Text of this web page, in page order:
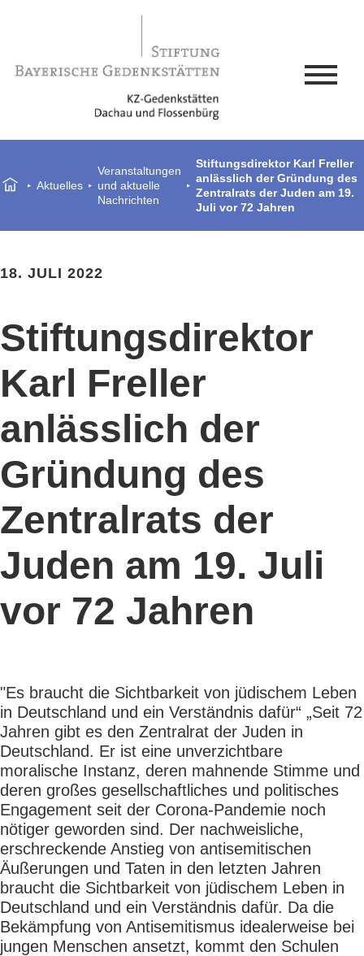
Aktuelles
Veranstaltungen
und aktuelle
Nachrichten
Stiftungsdirektor Karl Freller
anlässlich der Gründung des
Zentralrats der Juden am 19.
Juli vor 72 Jahren
18. JULI 2022
Stiftungsdirektor
Karl Freller
anlässlich der
Gründung des
Zentralrats der
Juden am 19. Juli
vor 72 Jahren
"Es braucht die Sichtbarkeit von jüdischem Leben
in Deutschland und ein Verständnis dafür“ „Seit 72
Jahren gibt es den Zentralrat der Juden in
Deutschland. Er ist eine unverzichtbare
moralische Instanz, deren mahnende Stimme und
deren großes gesellschaftliches und politisches
Engagement seit der Corona-Pandemie noch
nötiger geworden sind. Der nachweisliche,
erschreckende Anstieg von antisemitischen
Äußerungen und Taten in den letzten Jahren
braucht die Sichtbarkeit von jüdischem Leben in
Deutschland und ein Verständnis dafür. Da die
Bekämpfung von Antisemitismus idealerweise bei
jungen Menschen ansetzt, kommt den Schulen